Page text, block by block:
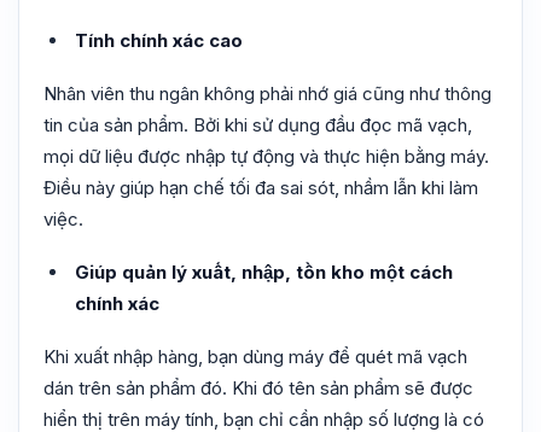
Tính chính xác cao
Nhân viên thu ngân không phải nhớ giá cũng như thông
tin của sản phẩm. Bởi khi sử dụng đầu đọc mã vạch,
mọi dữ liệu được nhập tự động và thực hiện bằng máy.
Điều này giúp hạn chế tối đa sai sót, nhầm lẫn khi làm
việc.
Giúp quản lý xuất, nhập, tồn kho một cách
chính xác
Khi xuất nhập hàng, bạn dùng máy để quét mã vạch
dán trên sản phẩm đó. Khi đó tên sản phẩm sẽ được
hiển thị trên máy tính, bạn chỉ cần nhập số lượng là có